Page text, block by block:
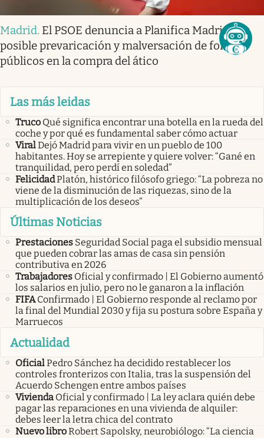
El PSOE denuncia a Planifica Madrid por
posible prevaricación y malversación de fondos
públicos en la compra del ático
Truco Qué significa encontrar una botella en la rueda del
ViralDejó Madrid para vivir en un pueblo de 100
habitantes. Hoy se arrepiente y quiere volver: “Gané en
tranquilidad, pero perdí en soledad”
FelicidadPlatón, histórico filósofo griego: “La pobreza no
viene de la disminución de las riquezas, sino de la
multiplicación de los deseos”
Últimas Noticias
PrestacionesSeguridad Social paga el subsidio mensual
contributiva en 2026
TrabajadoresOficial y confirmado | El Gobierno aumentó
los salarios en julio, pero no le ganaron a la inflación
FIFAConfirmado | El Gobierno responde al reclamo por
la final del Mundial 2030 y fija su postura sobre España y
Marruecos
Actualidad
OficialPedro Sánchez ha decidido restablecer los
Acuerdo Schengen entre ambos países
ViviendaOficial y confirmado | La ley aclara quién debe
pagar las reparaciones en una vivienda de alquiler:
debes leer la letra chica del contrato
Nuevo libroRobert Sapolsky, neurobiólogo: “La ciencia
demuestra que la desigualdad aumenta las posibilidades
de que las cosas no salgan bien”